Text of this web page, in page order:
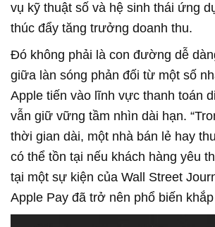
vụ kỹ thuật số và hệ sinh thái ứng
thúc đẩy tăng trưởng doanh thu.
Đó không phải là con đường dễ
giữa làn sóng phản đối từ một số
Apple tiến vào lĩnh vực thanh toán
vẫn giữ vững tầm nhìn dài hạn.
thời gian dài, một nhà bán lẻ hay
có thể tồn tại nếu khách hàng yêu
tại một sự kiện của Wall Street
Apple Pay đã trở nên phổ biến